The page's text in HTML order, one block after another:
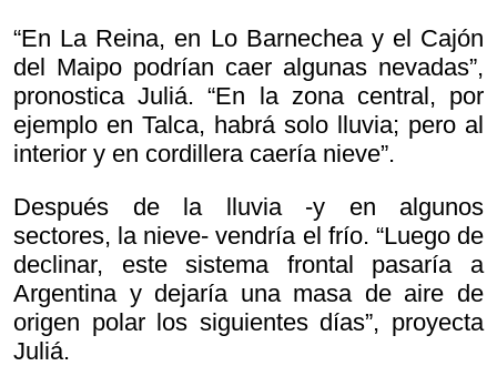
“En La Reina, en Lo Barnechea y el Cajón
del Maipo podrían caer algunas nevadas”,
pronostica Juliá. “En la zona central, por
ejemplo en Talca, habrá solo lluvia; pero al
interior y en cordillera caería nieve”.
Después de la lluvia -y en algunos
sectores, la nieve- vendría el frío. “Luego de
declinar, este sistema frontal pasaría a
Argentina y dejaría una masa de aire de
origen polar los siguientes días”, proyecta
Juliá.